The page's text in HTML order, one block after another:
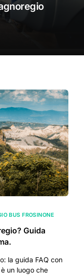
BUS FROSINONE
Guida
la guida FAQ con
un luogo che